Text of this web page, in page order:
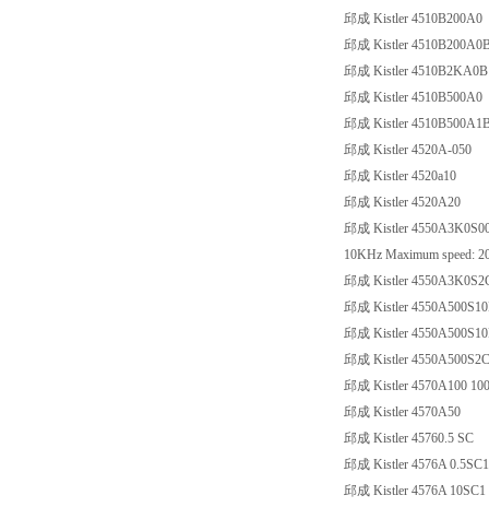
邱成 Kistler 4510B200A0
邱成 Kistler
邱成 Kistler
邱成 Kistler 4510B500A0
邱成 Kistler
邱成 Kistler 4520A-050
邱成 Kistler 4520a10
邱成 Kistler 4520A20
邱成 Kistler
10KHz Maximum speed:
邱成 Kistler
邱成 Kistler
邱成 Kistler
邱成 Kistler
邱成 Kistler 4570A100
邱成 Kistler 4570A50
邱成 Kistler 45760.5 SC
邱成 Kistler 4576A 0.5SC1
邱成 Kistler 4576A 10SC1